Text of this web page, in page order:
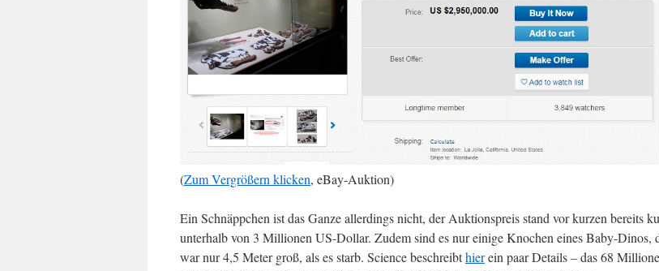
(Zum Vergrößern klicken, eBay-Auktion)
Ein Schnäppchen ist das Ganze allerdings nicht, der Auktionspreis stand vor kurzen bereits
unterhalb von 3 Millionen US-Dollar. Zudem sind es nur einige Knochen eines Baby-Dinos,
war nur 4,5 Meter groß, als es starb. Science beschreibthierein paar Details – das 68